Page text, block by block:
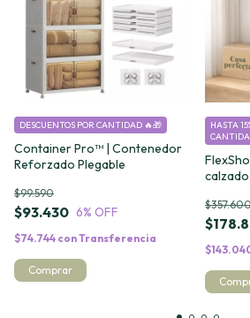
Container Pro™ | Contenedor
Reforzado Plegable
$93.430
$99.590
6% OFF
DESCUENTOS POR CANTIDAD 🔥🎁
$74.744 conTransferencia
Comprar
calzado
HASTA